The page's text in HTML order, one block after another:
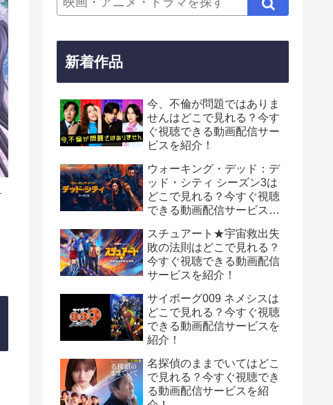
新着作品
今、不倫が問題ではありま
せんはどこで見れる？今す
ぐ視聴できる動画配信サー
ビスを紹介！
ウォーキング・デッド：デ
ッド・シティ シーズン3は
どこで見れる？今すぐ視聴
できる動画配信サービスを
スチュアート★宇宙救出失
敗の法則はどこで見れる？
今すぐ視聴できる動画配信
サービスを紹介！
サイボーグ009 ネメシスは
どこで見れる？今すぐ視聴
できる動画配信サービスを
紹介！
名探偵のままでいてはどこ
で見れる？今すぐ視聴でき
る動画配信サービスを紹